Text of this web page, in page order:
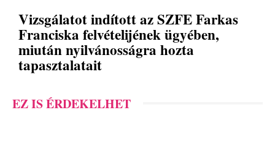
Vizsgálatot indított az SZFE Farkas
Franciska felvételijének ügyében,
miután nyilvánosságra hozta
tapasztalatait
EZ IS ÉRDEKELHET